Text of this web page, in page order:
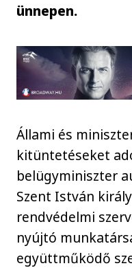
ünnepen.
Állami és
kitüntetéseket
belügyminiszter
Szent István
rendvédelmi
nyújtó
együttműködő